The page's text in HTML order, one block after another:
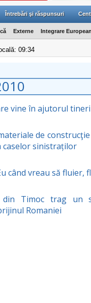
Întrebări şi răspunsuri
Externe Integrare
09:34
vine în ajutorul
de
sinistraților
când vreau să fluier,
din Timoc trag un
Romaniei